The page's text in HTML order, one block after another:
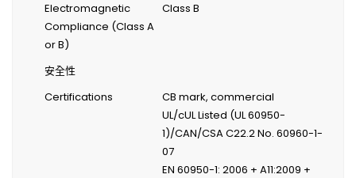
Electromagnetic
Compliance (Class A
or B)
Class B
安全性
Certifications
CB mark, commercial
UL/cUL Listed (UL 60950-
1)/CAN/CSA C22.2 No. 60960-1-
07
EN 60950-1: 2006 + A11:2009 +